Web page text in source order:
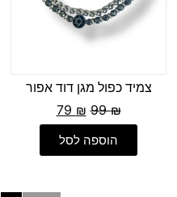
צמיד כפול מגן דוד אפור
99₪
79₪
הוספה לסל